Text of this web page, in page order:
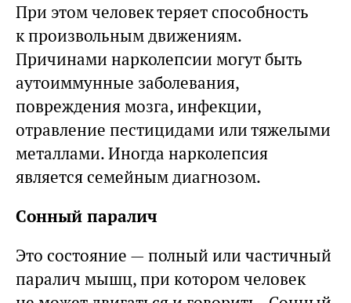
При этом человек теряет способность
к произвольным движениям.
Причинами нарколепсии могут быть
аутоиммунные заболевания,
повреждения мозга, инфекции,
отравление пестицидами или тяжелыми
металлами. Иногда нарколепсия
является семейным диагнозом.
Сонный паралич
Это состояние — полный или частичный
паралич мышц, при котором человек